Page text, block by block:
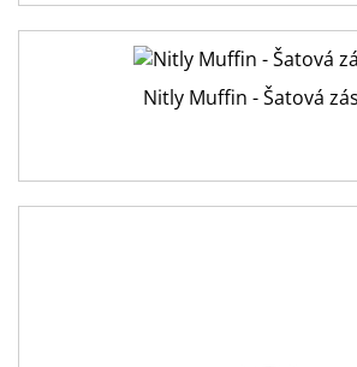
Nitly Muffin - Šatová